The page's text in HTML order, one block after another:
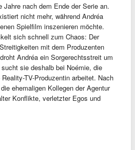
Jahre nach dem Ende der Serie an.
nicht mehr, während Andréa
Spielfilm inszenieren möchte.
sich schnell zum Chaos: Der
mit dem Produzenten
Andréa ein Sorgerechtsstreit um
sie deshalb bei Noémie, die
TV-Produzentin arbeitet. Nach
ehemaligen Kollegen der Agentur
Konflikte, verletzter Egos und